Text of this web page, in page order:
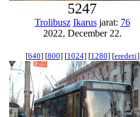
5247
Trolibusz Ikarusjarat: 76
2022, December 22.
[640] [800] [1024] [1280] [eredeti]